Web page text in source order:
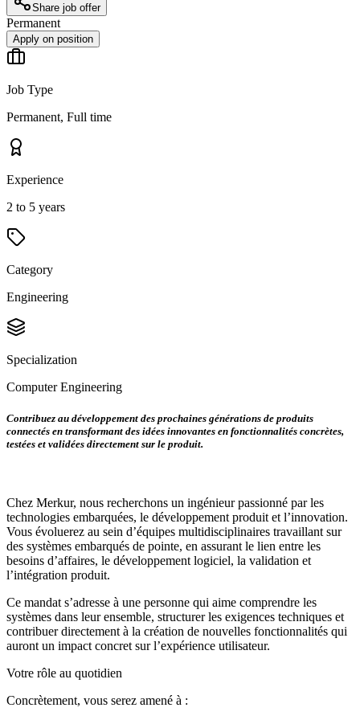
Share job offer
Permanent
Apply on position
Job Type
Permanent, Full time
Experience
2 to 5 years
Category
Engineering
Specialization
Computer Engineering
Contribuez au développement des prochaines générations de produits
connectés en transformant des idées innovantes en fonctionnalités concrètes,
testées et validées directement sur le produit.
Chez Merkur, nous recherchons un ingénieur passionné par les
technologies embarquées, le développement produit et l’innovation.
Vous évoluerez au sein d’équipes multidisciplinaires travaillant sur
des systèmes embarqués de pointe, en assurant le lien entre les
besoins d’affaires, le développement logiciel, la validation et
l’intégration produit.
Ce mandat s’adresse à une personne qui aime comprendre les
systèmes dans leur ensemble, structurer les exigences techniques et
contribuer directement à la création de nouvelles fonctionnalités qui
auront un impact concret sur l’expérience utilisateur.
Votre rôle au quotidien
Concrètement, vous serez amené à :